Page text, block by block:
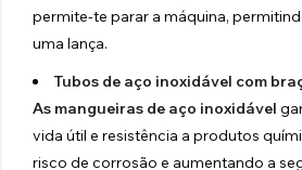
permite-te parar a máquina,
uma lança.
Tubos de aço inoxidável com
As mangueiras de aço inoxidável
vida útil e resistência a produtos
risco de corrosão e aumentando a